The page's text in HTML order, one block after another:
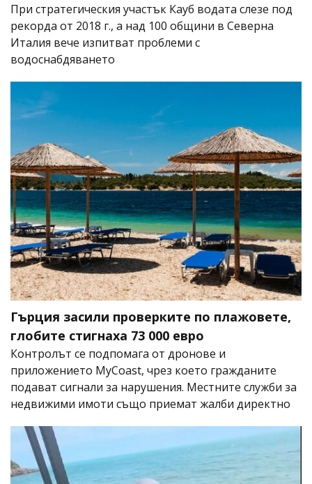
При стратегическия участък Кауб водата слезе под
рекорда от 2018 г., а над 100 общини в Северна
Италия вече изпитват проблеми с
водоснабдяването
Гърция засили проверките по плажовете,
глобите стигнаха 73 000 евро
Контролът се подпомага от дронове и
приложението MyCoast, чрез което гражданите
подават сигнали за нарушения. Местните служби за
недвижими имоти също приемат жалби директно